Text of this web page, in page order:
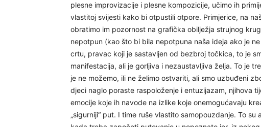
plesne improvizacije i plesne kompozicije, učimo ih
vlastitoj svijesti kako bi otpustili otpore. Primjerice, na
obratimo im pozornost na grafička obilježja strujnog
nepotpun (kao što bi bila nepotpuna naša ideja ako je
crtu, pravac koji je sastavljen od bezbroj točkica, to je
manifestacija, ali je gorljiva i nezaustavljiva želja. To je
je ne možemo, ili ne želimo ostvariti, ali smo uzbuđeni
djeci naglo poraste raspoloženje i entuzijazam, njihova
emocije koje ih navode na izlike koje onemogućavaju
„sigurniji“ put. I time ruše vlastito samopouzdanje. To